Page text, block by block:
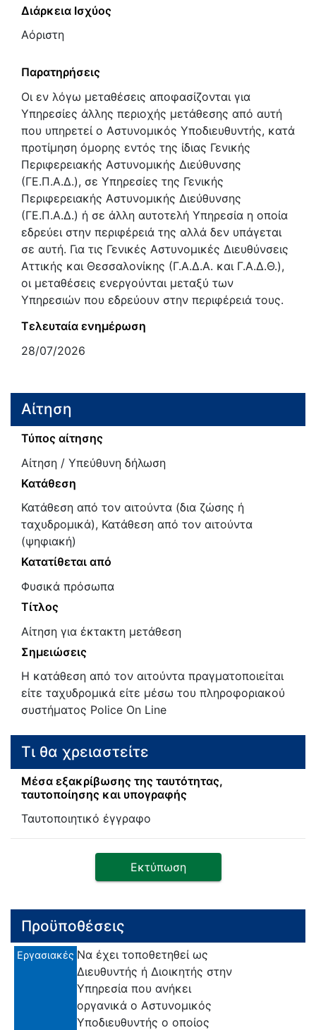
Διάρκεια Ισχύος
Αόριστη
Παρατηρήσεις
Οι εν λόγω μεταθέσεις αποφασίζονται για
Υπηρεσίες άλλης περιοχής μετάθεσης από αυτή
που υπηρετεί ο Αστυνομικός Υποδιευθυντής, κατά
προτίμηση όμορης εντός της ίδιας Γενικής
Περιφερειακής Αστυνομικής Διεύθυνσης
(ΓΕ.Π.Α.Δ.), σε Υπηρεσίες της Γενικής
Περιφερειακής Αστυνομικής Διεύθυνσης
(ΓΕ.Π.Α.Δ.) ή σε άλλη αυτοτελή Υπηρεσία η οποία
εδρεύει στην περιφέρειά της αλλά δεν υπάγεται
σε αυτή. Για τις Γενικές Αστυνομικές Διευθύνσεις
Αττικής και Θεσσαλονίκης (Γ.Α.Δ.Α. και Γ.Α.Δ.Θ.),
οι μεταθέσεις ενεργούνται μεταξύ των
Υπηρεσιών που εδρεύουν στην περιφέρειά τους.
Τελευταία ενημέρωση
28/07/2026
Αίτηση
Τύπος αίτησης
Αίτηση / Υπεύθυνη δήλωση
Κατάθεση
Κατάθεση από τον αιτούντα (δια ζώσης ή
ταχυδρομικά), Κατάθεση από τον αιτούντα
(ψηφιακή)
Κατατίθεται από
Φυσικά πρόσωπα
Τίτλος
Αίτηση για έκτακτη μετάθεση
Σημειώσεις
Η κατάθεση από τον αιτούντα πραγματοποιείται
είτε ταχυδρομικά είτε μέσω του πληροφοριακού
συστήματος Police On Line
Τι θα χρειαστείτε
Μέσα εξακρίβωσης της ταυτότητας,
ταυτοποίησης και υπογραφής
Ταυτοποιητικό έγγραφο
Εκτύπωση
Προϋποθέσεις
Εργασιακές Να έχει τοποθετηθεί ως
Διευθυντής ή Διοικητής στην
Υπηρεσία που ανήκει
οργανικά ο Αστυνομικός
Υποδιευθυντής ο οποίος